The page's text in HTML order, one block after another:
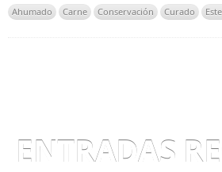
Ahumado
Carne Conservación Curado
ENTRADAS